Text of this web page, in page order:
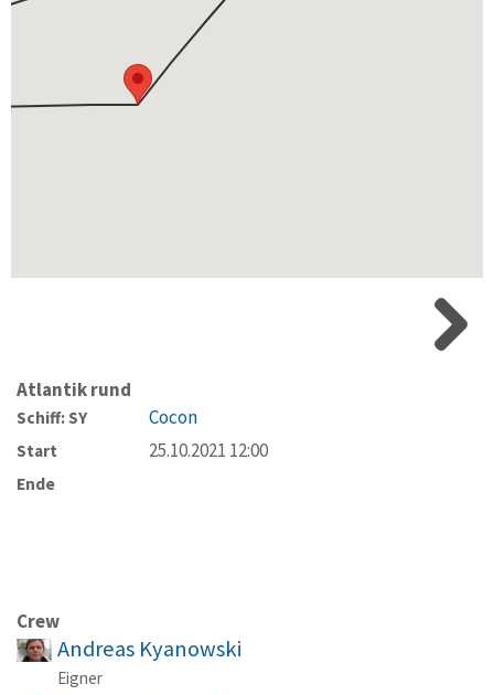
Atlantik rund
Schiff: SY Cocon
Start 25.10.2021 12:00
Ende
Crew
Andreas Kyanowski
Eigner